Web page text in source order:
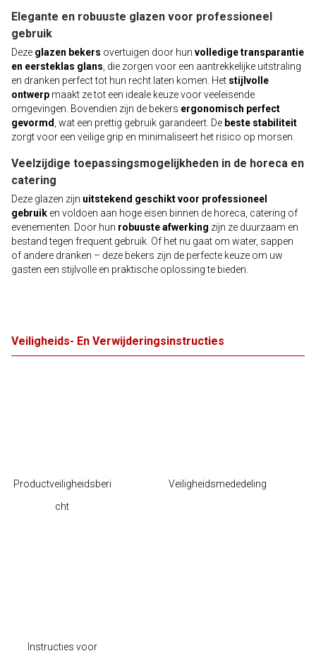
Elegante en robuuste glazen voor professioneel
gebruik
Deze glazen bekers overtuigen door hun volledige transparantie
en eersteklas glans , die zorgen voor een aantrekkelijke uitstraling
en dranken perfect tot hun recht laten komen. Het stijlvolle
ontwerp maakt ze tot een ideale keuze voor veeleisende
omgevingen. Bovendien zijn de bekers ergonomisch perfect
gevormd , wat een prettig gebruik garandeert. De beste stabiliteit
zorgt voor een veilige grip en minimaliseert het risico op morsen.
Veelzijdige toepassingsmogelijkheden in de horeca en
catering
Deze glazen zijn uitstekend geschikt voor professioneel
gebruik en voldoen aan hoge eisen binnen de horeca, catering of
evenementen. Door hun robuuste afwerking zijn ze duurzaam en
bestand tegen frequent gebruik. Of het nu gaat om water, sappen
of andere dranken – deze bekers zijn de perfecte keuze om uw
gasten een stijlvolle en praktische oplossing te bieden.
Veiligheids- En Verwijderingsinstructies
Productveiligheidsberi
cht
Veiligheidsmededeling
Instructies voor